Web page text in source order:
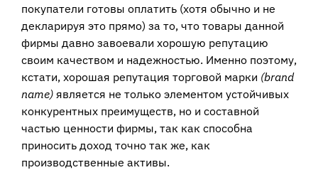
покупатели готовы оплатить (хотя обычно и не
декларируя это прямо) за то, что товары данной
фирмы давно завоевали хорошую репутацию
своим качеством и надежностью. Именно поэтому,
кстати, хорошая репутация торговой марки (brand
name) является не только элементом устойчивых
конкурентных преимуществ, но и составной
частью ценности фирмы, так как способна
приносить доход точно так же, как
производственные активы.